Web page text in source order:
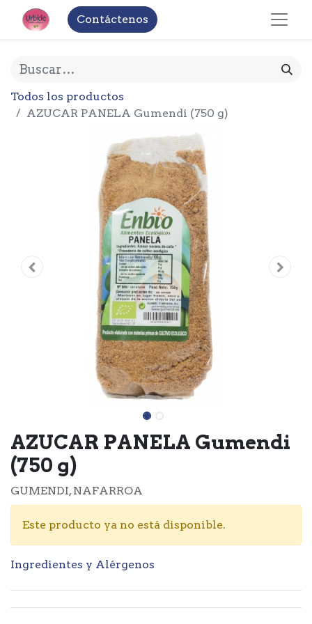
Contáctenos
Todos los productos
AZUCAR PANELA Gumendi (750 g)
AZUCAR PANELA Gumendi
(750 g)
GUMENDI, NAFARROA
Este producto ya no está disponible.
Ingredientes y Alérgenos